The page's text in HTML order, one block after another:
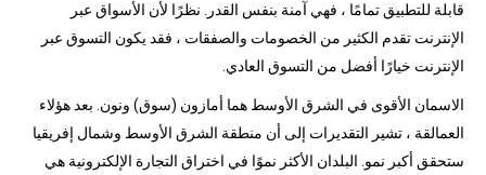
قابلة للتطبيق تمامًا ، فهي آمنة بنفس القدر. نظرًا لأن الأسواق عبر
الإنترنت تقدم الكثير من الخصومات والصفقات ، فقد يكون التسوق عبر
الإنترنت خيارًا أفضل من التسوق العادي.
الاسمان الأقوى في الشرق الأوسط هما أمازون (سوق) ونون. بعد هؤلاء
العمالقة ، تشير التقديرات إلى أن منطقة الشرق الأوسط وشمال إفريقيا
ستحقق أكبر نمو. البلدان الأكثر نموًا في اختراق التجارة الإلكترونية هي